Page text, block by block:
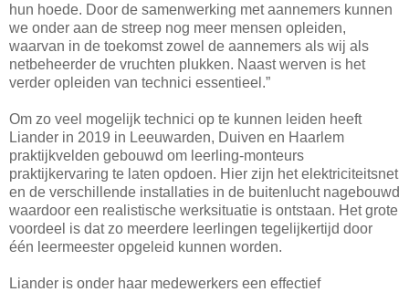
hun hoede. Door de samenwerking met aannemers kunnen
we onder aan de streep nog meer mensen opleiden,
waarvan in de toekomst zowel de aannemers als wij als
netbeheerder de vruchten plukken. Naast werven is het
verder opleiden van technici essentieel.”
Om zo veel mogelijk technici op te kunnen leiden heeft
Liander in 2019 in Leeuwarden, Duiven en Haarlem
praktijkvelden gebouwd om leerling-monteurs
praktijkervaring te laten opdoen. Hier zijn het elektriciteitsnet
en de verschillende installaties in de buitenlucht nagebouwd
waardoor een realistische werksituatie is ontstaan. Het grote
voordeel is dat zo meerdere leerlingen tegelijkertijd door
één leermeester opgeleid kunnen worden.
Liander is onder haar medewerkers een effectief